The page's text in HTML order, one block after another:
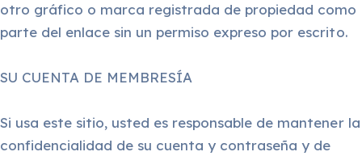
otro gráfico o marca registrada de propiedad como
parte del enlace sin un permiso expreso por escrito.
SU CUENTA DE MEMBRESÍA
Si usa este sitio, usted es responsable de mantener la
confidencialidad de su cuenta y contraseña y de